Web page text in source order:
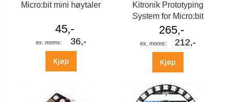
Micro:bit mini høytaler
45,-
36,-
Kjøp
Kitronik Prototyping
System for Micro:bit
265,-
212,-
Kjøp